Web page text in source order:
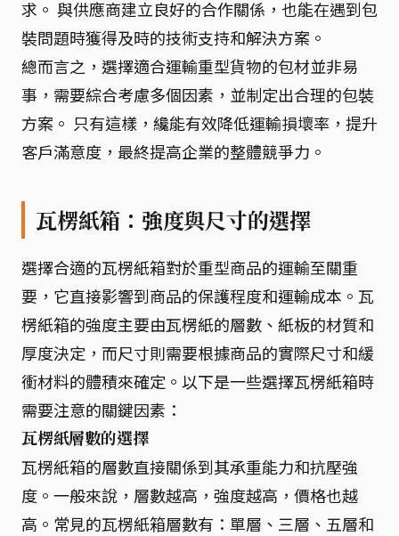
求。 與供應商建立良好的合作關係，也能在遇到包
裝問題時獲得及時的技術支持和解決方案。
總而言之，選擇適合運輸重型貨物的包材並非易
事，需要綜合考慮多個因素，並制定出合理的包裝
方案。 只有這樣，纔能有效降低運輸損壞率，提升
客戶滿意度，最終提高企業的整體競爭力。
瓦楞紙箱：強度與尺寸的選擇
選擇合適的瓦楞紙箱對於重型商品的運輸至關重
要，它直接影響到商品的保護程度和運輸成本。瓦
楞紙箱的強度主要由瓦楞紙的層數、紙板的材質和
厚度決定，而尺寸則需要根據商品的實際尺寸和緩
衝材料的體積來確定。以下是一些選擇瓦楞紙箱時
需要注意的關鍵因素：
瓦楞紙層數的選擇
瓦楞紙箱的層數直接關係到其承重能力和抗壓強
度。一般來說，層數越高，強度越高，價格也越
高。常見的瓦楞紙箱層數有：單層、三層、五層和